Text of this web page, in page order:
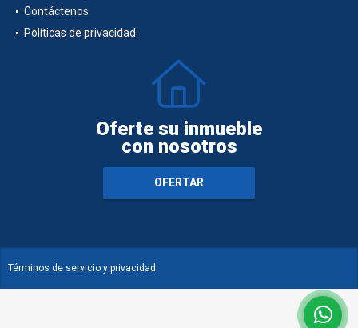
Contáctenos
Políticas de privacidad
Oferte su inmueble
con nosotros
OFERTAR
Términos de servicio y privacidad